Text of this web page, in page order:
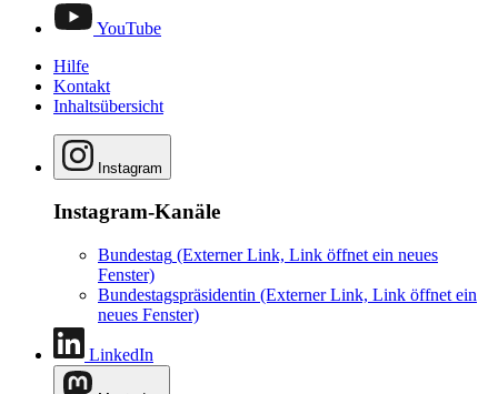
YouTube
Hilfe
Kontakt
Inhaltsübersicht
Instagram
Instagram-Kanäle
Bundestag (Externer Link, Link öffnet ein neues
Fenster)
Bundestagspräsidentin (Externer Link, Link öffnet ein
neues Fenster)
LinkedIn